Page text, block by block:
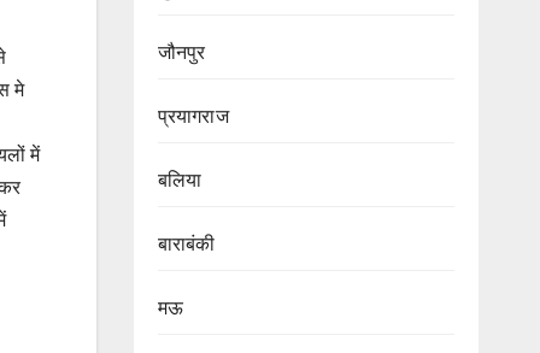
मे
में
जौनपुर
प्रयागराज
बलिया
बाराबंकी
मऊ